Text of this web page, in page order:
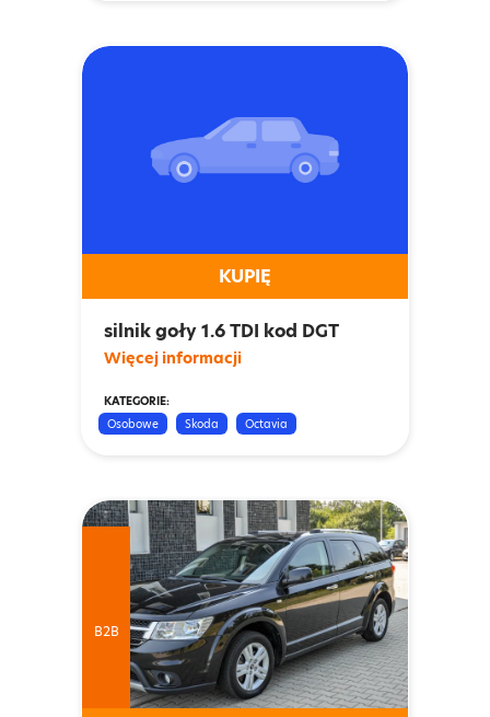
KUPIĘ
silnik goły 1.6 TDI kod DGT
Więcej informacji
KATEGORIE:
Osobowe
Skoda Octavia
B2B